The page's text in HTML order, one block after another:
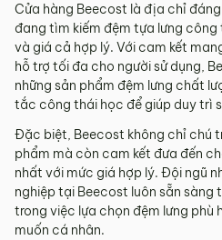
Cửa hàng Beecost là địa chỉ
đang tìm kiếm đệm tựa lưng
và giá cả hợp lý. Với cam kết
hỗ trợ tối đa cho người sử dụng,
những sản phẩm đệm lưng chất
tắc công thái học để giúp duy trì
Đặc biệt, Beecost không chỉ chú
phẩm mà còn cam kết đưa đến
nhất với mức giá hợp lý. Đội ngũ
nghiệp tại Beecost luôn sẵn sàng
trong việc lựa chọn đệm lưng phù
muốn cá nhân.